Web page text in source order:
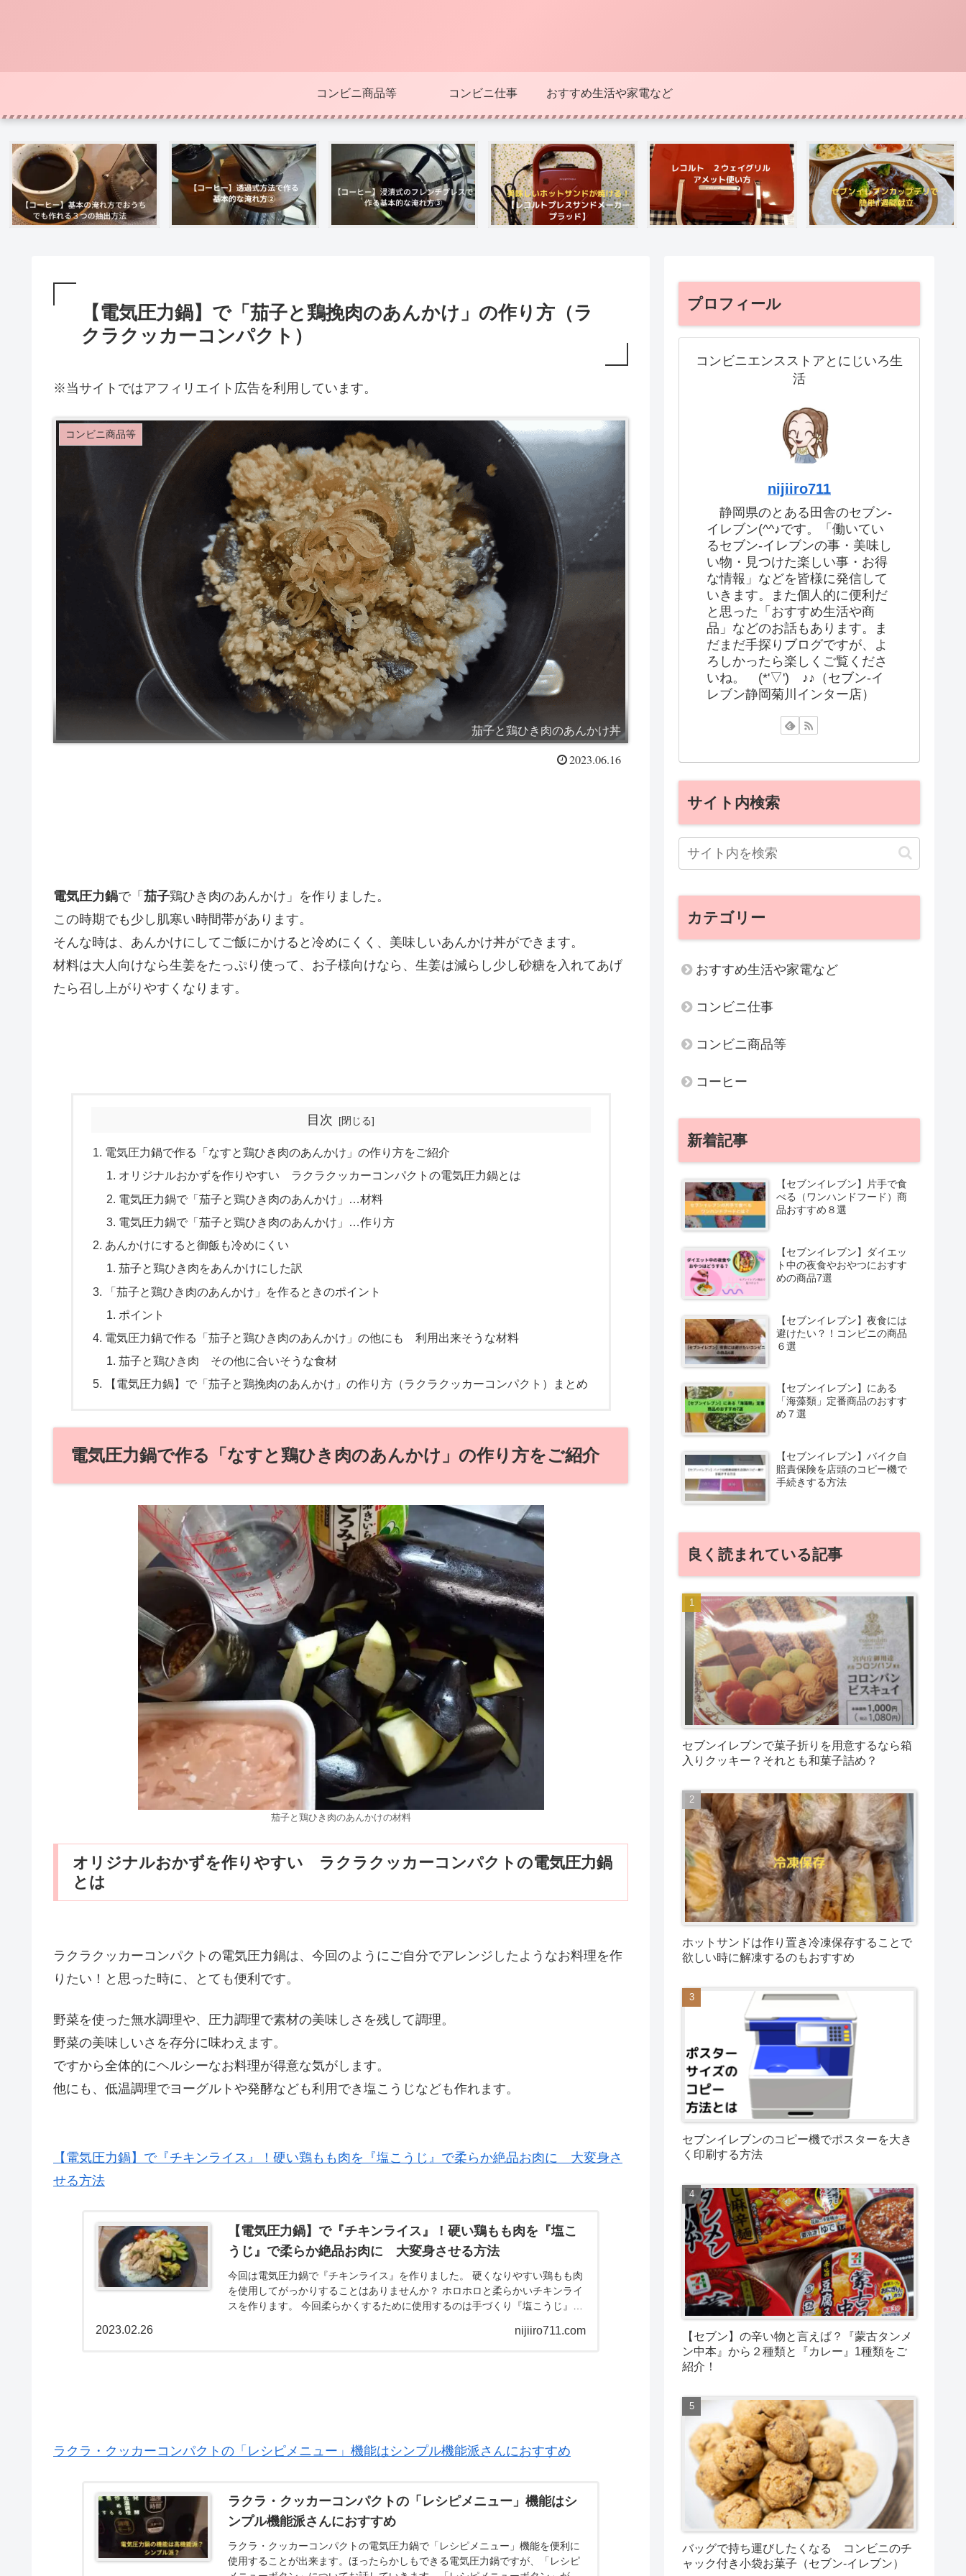
コンビニ商品等 コンビニ仕事 おすすめ生活や家電など
【電気圧力鍋】で「茄子と鶏挽肉のあんかけ」の作り方（ラ
クラクッカーコンパクト）
※当サイトではアフィリエイト広告を利用しています。
コンビニ商品等
茄子と鶏ひき肉のあんかけ丼
2023.06.16
電気圧力鍋で「 茄子鶏ひき肉のあんかけ」を作りました。
この時期でも少し肌寒い時間帯があります。
そんな時は、あんかけにしてご飯にかけると冷めにくく、美味しいあんかけ丼ができます。
材料は大人向けなら生姜をたっぷり使って、お子様向けなら、生姜は減らし少し砂糖を入れてあげ
たら召し上がりやすくなります。
目次
電気圧力鍋で作る「なすと鶏ひき肉のあんかけ」の作り方をご紹介
オリジナルおかずを作りやすい ラクラクッカーコンパクトの電気圧力鍋とは
電気圧力鍋で「茄子と鶏ひき肉のあんかけ」…材料
電気圧力鍋で「茄子と鶏ひき肉のあんかけ」…作り方
あんかけにすると御飯も冷めにくい
茄子と鶏ひき肉をあんかけにした訳
「茄子と鶏ひき肉のあんかけ」を作るときのポイント
ポイント
電気圧力鍋で作る「茄子と鶏ひき肉のあんかけ」の他にも 利用出来そうな材料
茄子と鶏ひき肉 その他に合いそうな食材
【電気圧力鍋】で「茄子と鶏挽肉のあんかけ」の作り方（ラクラクッカーコンパクト）まとめ
電気圧力鍋で作る「なすと鶏ひき肉のあんかけ」の作り方をご紹介
茄子と鶏ひき肉のあんかけの材料
オリジナルおかずを作りやすい ラクラクッカーコンパクトの電気圧力鍋
とは
ラクラクッカーコンパクトの電気圧力鍋は、今回のようにご自分でアレンジしたようなお料理を作
りたい！と思った時に、とても便利です。
野菜を使った無水調理や、圧力調理で素材の美味しさを残して調理。
野菜の美味しいさを存分に味わえます。
ですから全体的にヘルシーなお料理が得意な気がします。
他にも、低温調理でヨーグルトや発酵なども利用でき塩こうじなども作れます。
【電気圧力鍋】で『チキンライス』！硬い鶏もも肉を『塩こうじ』で柔らか絶品お肉に 大変身さ
せる方法
【電気圧力鍋】で『チキンライス』！硬い鶏もも肉を『塩こ
うじ』で柔らか絶品お肉に 大変身させる方法
今回は電気圧力鍋で『チキンライス』を作りました。 硬くなりやすい鶏もも肉
を使用してがっかりすることはありませんか？ ホロホロと柔らかいチキンライ
スを作ります。 今回柔らかくするために使用するのは手づくり『塩こうじ』で
nijiiro711.com
2023.02.26
ラクラ・クッカーコンパクトの「レシピメニュー」機能はシンプル機能派さんにおすすめ
ラクラ・クッカーコンパクトの「レシピメニュー」機能はシ
ンプル機能派さんにおすすめ
ラクラ・クッカーコンパクトの電気圧力鍋で「レシピメニュー」機能を便利に
使用することが出来ます。ほったらかしもできる電気圧力鍋ですが、「レシピ
プロフィール
コンビニエンスストアとにじいろ生
活
nijiiro711
静岡県のとある田舎のセブン-
イレブン(^^♪です。「働いてい
るセブン-イレブンの事・美味し
い物・見つけた楽しい事・お得
な情報」などを皆様に発信して
いきます。また個人的に便利だ
と思った「おすすめ生活や商
品」などのお話もあります。ま
だまだ手探りブログですが、よ
ろしかったら楽しくご覧くださ
いね。 (*'▽') ♪♪（セブン-イ
レブン静岡菊川インター店）
サイト内検索
カテゴリー
おすすめ生活や家電など
コンビニ仕事
コンビニ商品等
コーヒー
新着記事
【セブンイレブン】片手で食
べる（ワンハンドフード）商
品おすすめ８選
【セブンイレブン】ダイエッ
ト中の夜食やおやつにおすす
めの商品7選
【セブンイレブン】夜食には
避けたい？！コンビニの商品
６選
【セブンイレブン】にある
「海藻類」定番商品のおすす
め７選
【セブンイレブン】バイク自
賠責保険を店頭のコピー機で
手続きする方法
良く読まれている記事
セブンイレブンで菓子折りを用意するなら箱
入りクッキー？それとも和菓子詰め？
ホットサンドは作り置き冷凍保存することで
欲しい時に解凍するのもおすすめ
セブンイレブンのコピー機でポスターを大き
く印刷する方法
【セブン】の辛い物と言えば？『蒙古タンメ
ン中本』から２種類と『カレー』1種類をご
紹介！
バッグで持ち運びしたくなる コンビニのチ
ャック付き小袋お菓子（セブン-イレブン）